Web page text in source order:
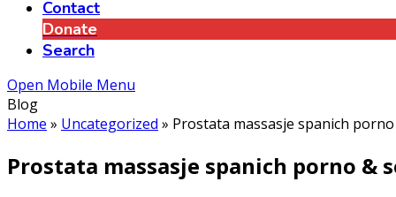
Contact
Donate
Search
Open Mobile Menu
Blog
Home » Uncategorized » Prostata massasje spanich
Prostata massasje spanich porno